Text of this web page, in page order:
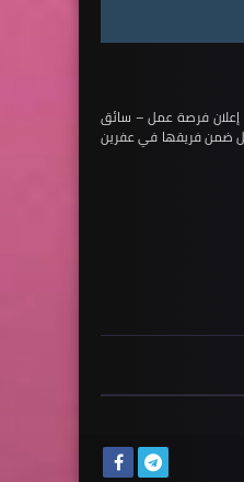
فرصة عمل – سائق
ضمن فريقها في عفرين